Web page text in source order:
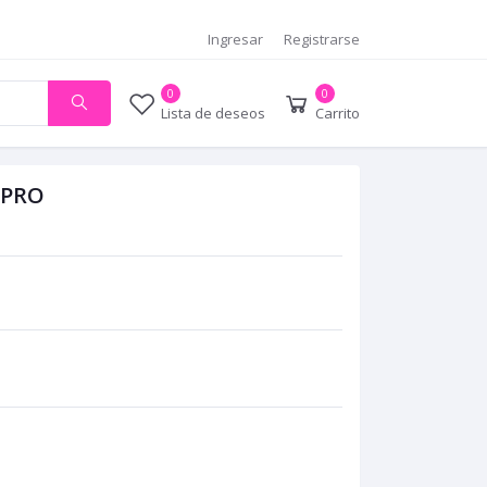
Ingresar Registrarse
0
Lista de deseos
0
Carrito